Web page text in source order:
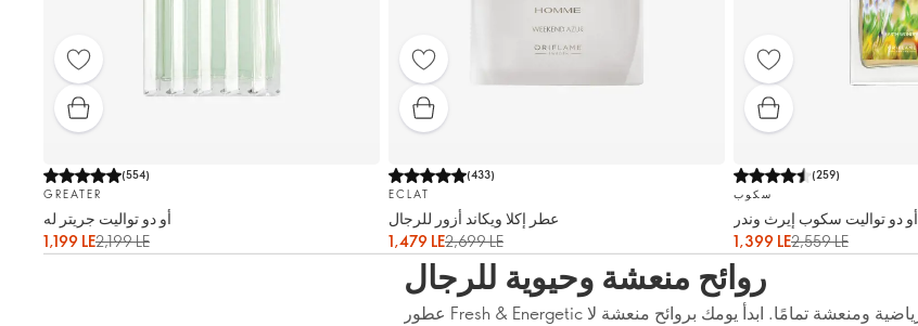
(554)
GREATER
أو دو تواليت جريتر له
1,199 LE2,199 LE
(433)
ECLAT
عطر إكلا ويكاند أزور للرجال
1,479 LE2,699 LE
(259)
سكوب
أو دو تواليت سكوب إيرث وندر
1,399 LE2,559 LE
روائح منعشة وحيوية للرجال
عطور Fresh & Energetic للرجال منعشة ورياضية ومنعشة تمامًا. ابدأ يومك بروائح منعشة لا